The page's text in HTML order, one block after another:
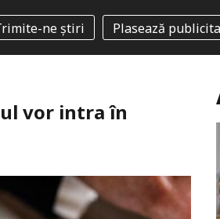
ne știri Plasează
vor intra în